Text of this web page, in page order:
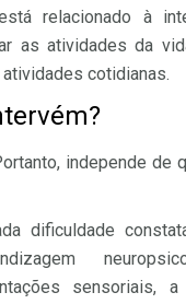
relacionado à
as atividades da
cotidianas.
independe de
dificuldade
sensoriais, a